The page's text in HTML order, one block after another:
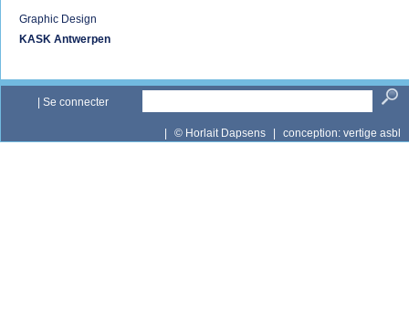
Graphic Design
KASK Antwerpen
Se connecter
© Horlait Dapsens conception: vertige asbl